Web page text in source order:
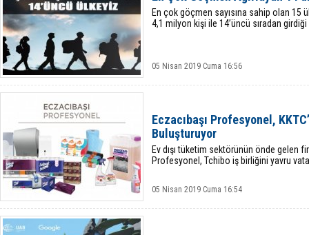
En çok göçmen sayısına sahip olan 15
4,1 milyon kişi ile 14’üncü sıradan girdiği
05 Nisan 2019 Cuma 16:56
Eczacıbaşı Profesyonel,
Buluşturuyor
Ev dışı tüketim sektörünün önde gelen
Profesyonel, Tchibo iş birliğini yavru
05 Nisan 2019 Cuma 16:54